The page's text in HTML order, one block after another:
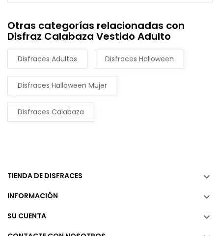
Otras categorías relacionadas con
Disfraz Calabaza Vestido Adulto
Disfraces Adultos Disfraces Halloween
Disfraces Halloween Mujer
Disfraces Calabaza
TIENDA DE DISFRACES 
INFORMACIÓN 
SU CUENTA 